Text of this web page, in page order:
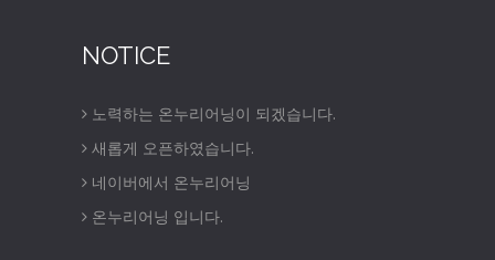
NOTICE
노력하는 온누리어닝이 되겠습니다.
새롭게 오픈하였습니다.
네이버에서 온누리어닝
온누리어닝 입니다.